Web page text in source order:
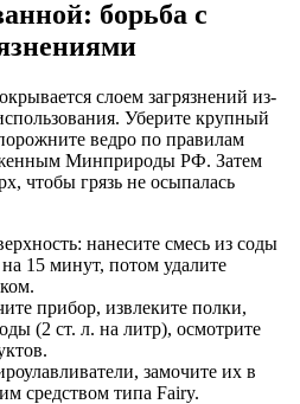
борьба с
слоем загрязнений из-
Уберите крупный
ведро по правилам
Минприроды РФ. Затем
чтобы грязь не осыпалась
нанесите смесь из соды
15 минут, потом удалите
прибор, извлеките полки,
(2 ст. л. на литр), осмотрите
замочите их в
средством типа Fairy.